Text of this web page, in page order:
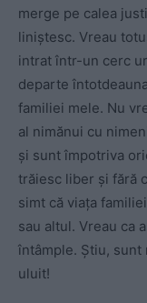
merge pe calea
liniștesc. Vreau
intrat într-un cerc
departe
familiei mele. Nu
al nimănui cu
și sunt împotriva
trăiesc liber și fără
simt că viața
sau altul. Vreau ca
întâmple. Știu, sunt
uluit!